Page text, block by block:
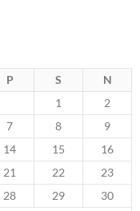
P S
N
1
2
7 8
9
14 15
16
21 22
23
28 29
30